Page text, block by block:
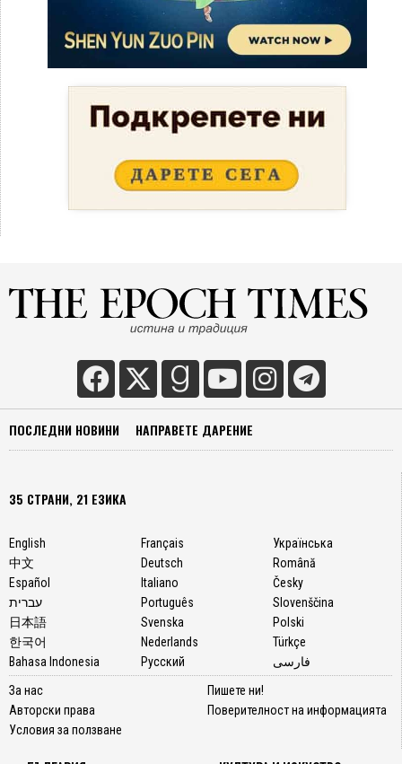
ПОСЛЕДНИ НОВИНИ НАПРАВЕТЕ ДАРЕНИЕ
35 СТРАНИ, 21 ЕЗИКА
English
中文
Español
עברית
日本語
한국어
Bahasa Indonesia
Français
Deutsch
Italiano
Português
Svenska
Nederlands
Русский
Українська
Română
Česky
Slovenščina
Polski
Türkçe
فارسی
За нас
Авторски права
Условия за ползване
Пишете ни!
Поверителност на информацията